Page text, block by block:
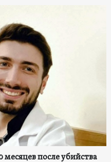
месяцев после убийства